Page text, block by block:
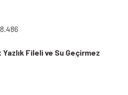
Yazlık Fileli ve Su Geçirmez